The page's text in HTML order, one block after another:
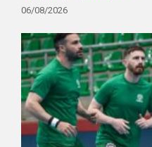
06/08/2026